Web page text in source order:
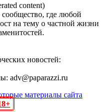
content)
где любой
на тему о частной жизни
новостей:
adv@paparazzi.ru
материалы сайта